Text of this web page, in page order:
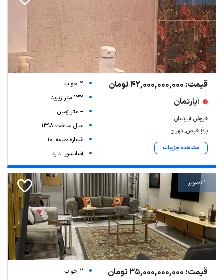
قیمت: 42,000,000,000 تومان
آپارتمان
فروش آپارتمان
باغ فیض, تهران
مشاهده جزییات
2 خواب
132 متر زیربنا
-- متر زمین
سال ساخت 1398
شماره طبقه: 10
آسانسور: دارد
1 تصویر
قیمت: 35,000,000,000 تومان
2 خواب